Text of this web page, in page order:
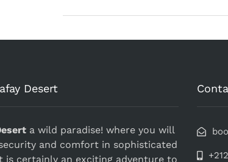
Desert
a wild paradise! where you will
and comfort in sophisticated
is certainly an exciting adventure to